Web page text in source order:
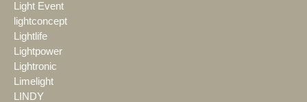
Light Event
lightconcept
Lightlife
Lightpower
Lightronic
Limelight
LINDY